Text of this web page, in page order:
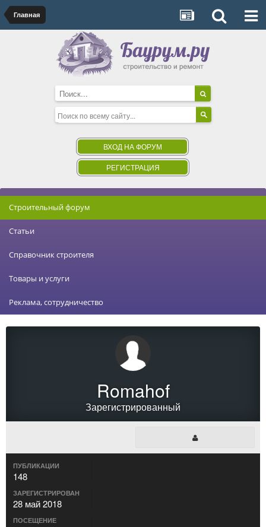
Главная
ВХОД НА ФОРУМ
РЕГИСТРАЦИЯ
Строительный форум
Статьи
Справочник строителя
Товары и услуги
Реклама, сотрудничество
Romahof
Зарегистрированный
ПУБЛИКАЦИИ
148
ЗАРЕГИСТРИРОВАН
28 май 2018
ПОСЕЩЕНИЕ